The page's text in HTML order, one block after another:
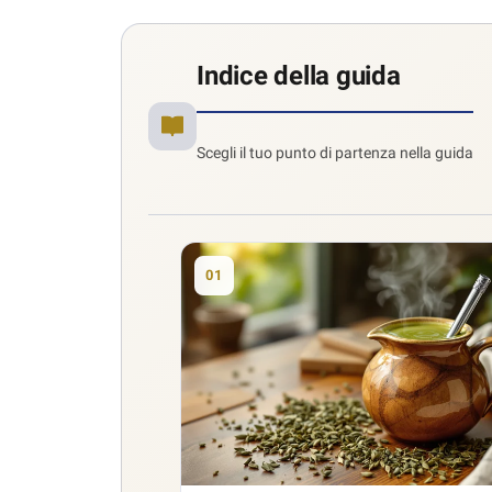
Indice della guida
Scegli il tuo punto di partenza nella guida
01